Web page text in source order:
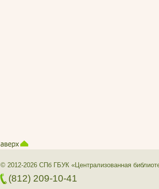
© 2012-2026 СПб ГБУК «Централизованная
(812) 209-10-41